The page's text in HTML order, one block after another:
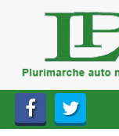
AZIENDA
LISTA VEICOLI